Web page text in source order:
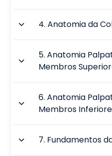
4.Anatomia da
5.Anatomia
Membros
6.Anatomia
Membros
7. Fundamentos